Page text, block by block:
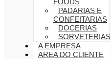
FOODS
PADARIAS E
CONFEITARIAS
DOCERIAS
SORVETERIAS
A EMPRESA
AREA DO CLIENTE